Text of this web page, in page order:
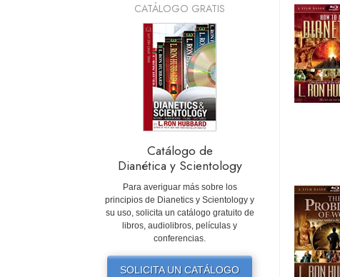
CATÁLOGO GRATIS
Catálogo de
Dianética y Scientology
Para averiguar más sobre los
principios de Dianetics y Scientology y
su uso, solicita un catálogo gratuito de
libros, audiolibros, películas y
conferencias.
SOLICITA UN CATÁLOGO